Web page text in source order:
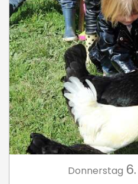
Donnerstag 6.